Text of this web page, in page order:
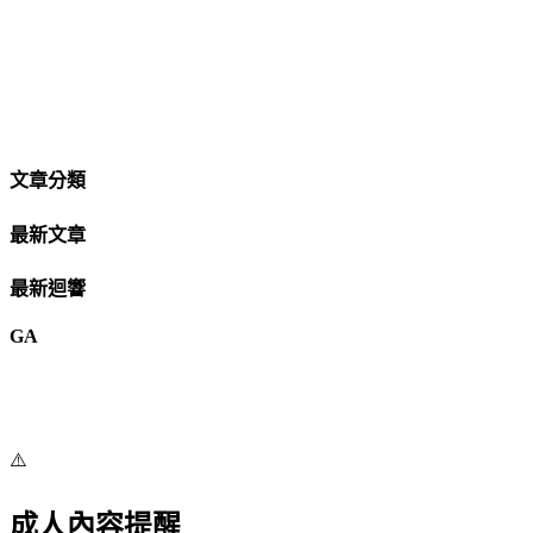
文章分類
最新文章
最新迴響
GA
⚠️
成人內容提醒